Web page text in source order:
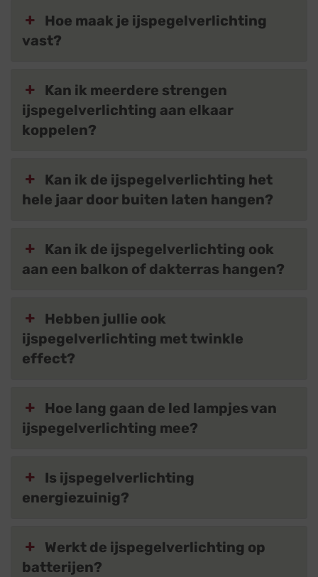
Hoe maak je ijspegelverlichting
vast?
Kan ik meerdere strengen
ijspegelverlichting aan elkaar
koppelen?
Kan ik de ijspegelverlichting het
hele jaar door buiten laten hangen?
Kan ik de ijspegelverlichting ook
aan een balkon of dakterras hangen?
Hebben jullie ook
ijspegelverlichting met twinkle
effect?
Hoe lang gaan de led lampjes van
ijspegelverlichting mee?
Is ijspegelverlichting
energiezuinig?
Werkt de ijspegelverlichting op
batterijen?